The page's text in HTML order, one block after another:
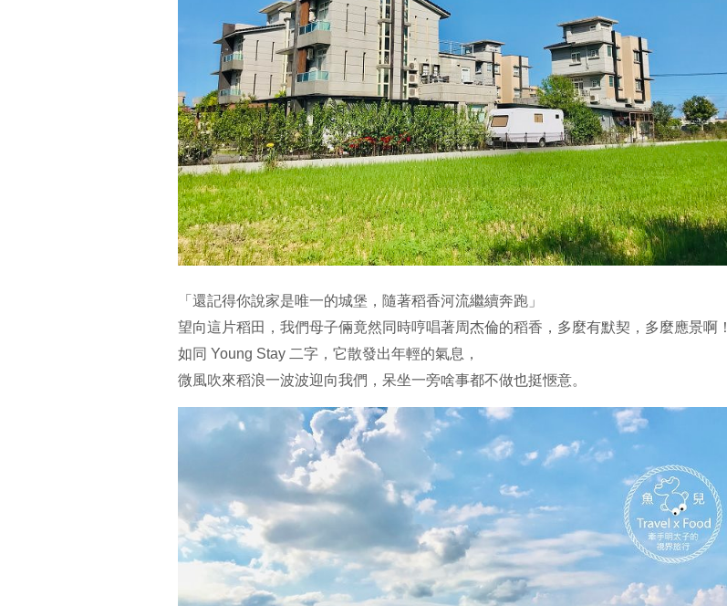
「還記得你說家是唯一的城堡，隨著稻香河流繼續奔跑」
望向這片稻田，我們母子倆竟然同時哼唱著周杰倫的稻香，多麼有默契，多麼應景啊！
如同 Young Stay 二字，它散發出年輕的氣息，
微風吹來稻浪一波波迎向我們，呆坐一旁啥事都不做也挺愜意。